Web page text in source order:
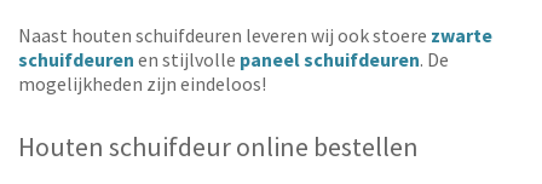
Naast houten schuifdeuren leveren wij ook stoere zwarte
schuifdeuren en stijlvolle paneel schuifdeuren. De
mogelijkheden zijn eindeloos!
Houten schuifdeur online bestellen